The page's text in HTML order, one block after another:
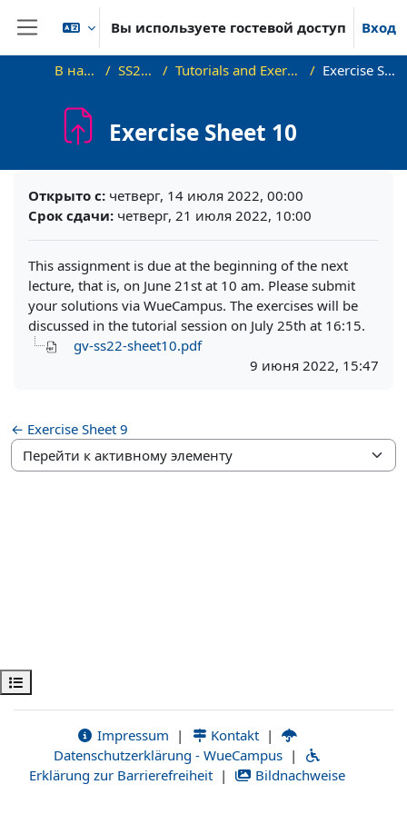
Перейти к основному содержанию
Боковая панель
Вы используете гостевой доступ Вход
Открыть оглавление курса
В начало SS22_VG Tutorials and Exercise Sheets Exercise Sheet 10
Exercise Sheet 10
Открыто с: четверг, 14 июля 2022, 00:00
Срок сдачи: четверг, 21 июля 2022, 10:00
This assignment is due at the beginning of the next
lecture, that is, on June 21st at 10 am. Please submit
your solutions via WueCampus. The exercises will be
discussed in the tutorial session on July 25th at 16:15.
gv-ss22-sheet10.pdf
9 июня 2022, 15:47
← Exercise Sheet 9
Перейти к активному элементу
Impressum | Kontakt |
Datenschutzerklärung - WueCampus |
Erklärung zur Barrierefreiheit | Bildnachweise